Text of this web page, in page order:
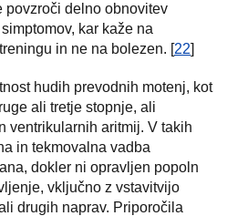
povzroči delno obnovitev
kar kaže na
in ne na bolezen. [22]
hudih prevodnih motenj, kot
ali tretje stopnje, ali
ventrikularnih aritmij. V takih
in tekmovalna vadba
dokler ni opravljen popoln
vključno z vstavitvijo
drugih naprav. Priporočila